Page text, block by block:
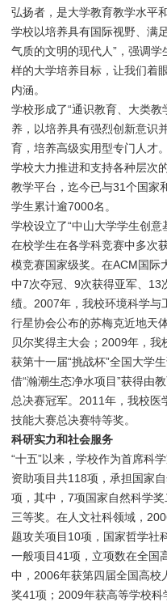
弘扬者，是大学教育教学水平
学校以培养具有国际视野、满
气质的文明的现代人”，强调
样的大学培养目标，让我们着
内涵。
学校形成了“通识教育、大类
养，以培养具有强烈创新意识
育，培养高级实用型专门人才。
学校大力推进和支持各种层次
教学平台，迄今已与31个国家
学生累计逾7000名。
学校设立了“中山大学学生创意
在校学生在各学科竞赛中多次
模竞赛国家级奖。在ACM国际
中7次夺冠、9次获得亚军、13
绩。2007年，我校环境科学与
行星协会公布的苏梅克近地天
贝尔奖得主大会；2009年，
获第十一届“挑战杯”全国大学
借“瀚潮生态净水项目”获得由
总决赛冠军。2011年，我校医
技能大赛总决赛特等奖。
科研实力和社会服务
“十五”以来，学校作为首席科
资助项目共118项，承担国家
项，其中，7项国家自然科学
三等奖。在人文社科领域，
题攻关项目10项，国家哲学社
一般项目41项，立项数在全国
中，2006年获第四届全国高
奖41项；2009年获高等学校